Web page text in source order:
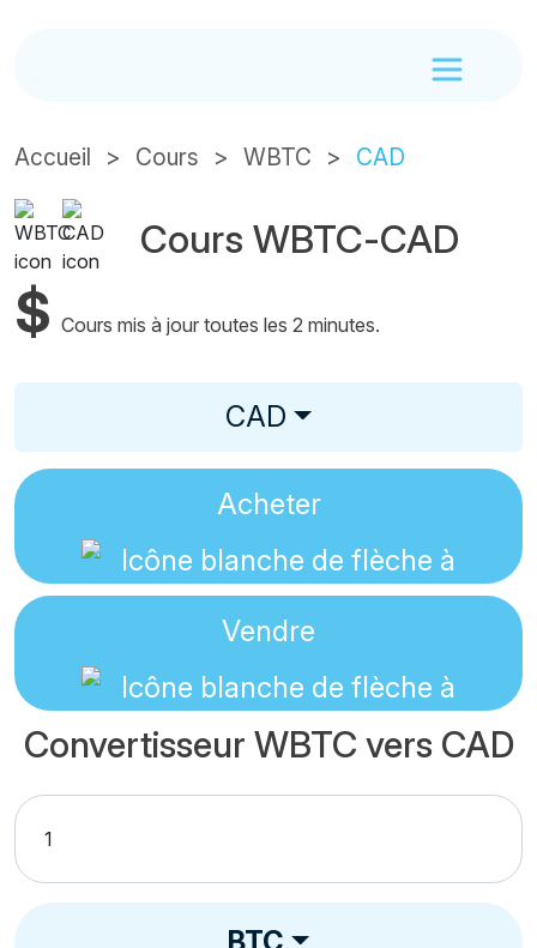
Accueil Cours WBTC CAD
Cours WBTC-CAD
$ Cours mis à jour toutes les 2 minutes.
CAD
Acheter
Vendre
Convertisseur WBTC vers CAD